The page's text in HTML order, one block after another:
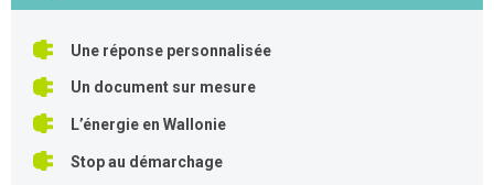
Une réponse personnalisée
Un document sur mesure
L’énergie en Wallonie
Stop au démarchage